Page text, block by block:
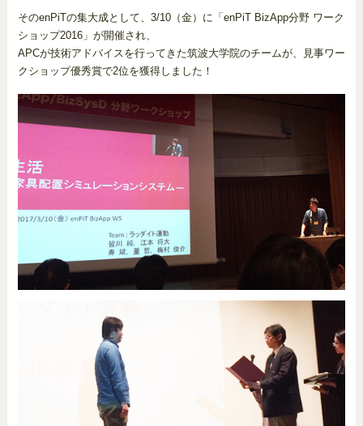
そのenPiTの集大成として、3/10（金）に「enPiT BizApp分野 ワーク
ショップ2016」が開催され、
APCが技術アドバイスを行ってきた筑波大学院のチームが、見事ワー
クショップ優秀賞で2位を獲得しました！